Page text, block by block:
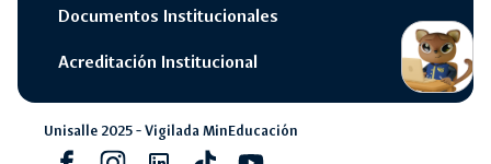
close
navigate_next Campus Unisalle Virtual
rápidas
Documentos Institucionales
Acreditación Institucional
Unisalle 2025 - Vigilada MinEducación